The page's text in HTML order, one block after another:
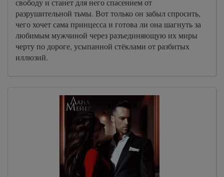
свободу и станет для него спасением от
разрушительной тьмы. Вот только он забыл спросить,
чего хочет сама принцесса и готова ли она шагнуть за
любимым мужчиной через разъединяющую их миры
черту по дороге, усыпанной стёклами от разбитых
иллюзий.